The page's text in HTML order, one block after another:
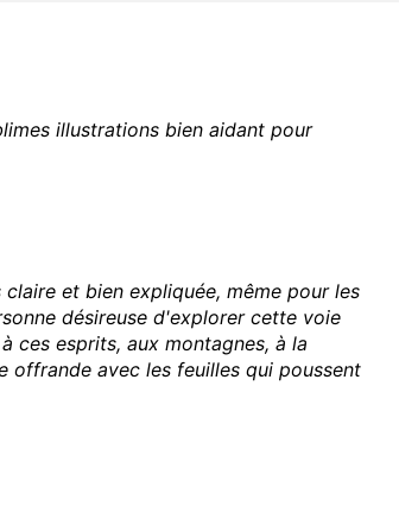
illustrations bien aidant pour
et bien expliquée, même pour les
désireuse d'explorer cette voie
ces esprits, aux montagnes, à la
offrande avec les feuilles qui poussent